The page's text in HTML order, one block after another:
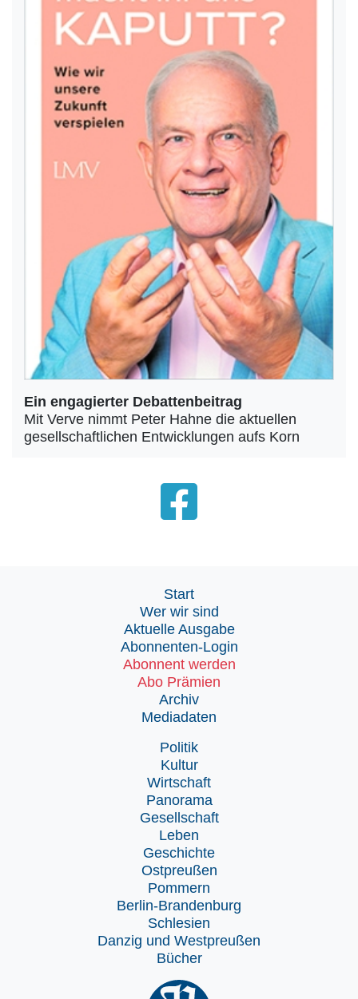
Ein engagierter Debattenbeitrag
Mit Verve nimmt Peter Hahne die aktuellen
gesellschaftlichen Entwicklungen aufs Korn
Start
Wer wir sind
Aktuelle Ausgabe
Abonnenten-Login
Abonnent werden
Abo Prämien
Archiv
Mediadaten
Politik
Kultur
Wirtschaft
Panorama
Gesellschaft
Leben
Geschichte
Ostpreußen
Pommern
Berlin-Brandenburg
Schlesien
Danzig und Westpreußen
Bücher